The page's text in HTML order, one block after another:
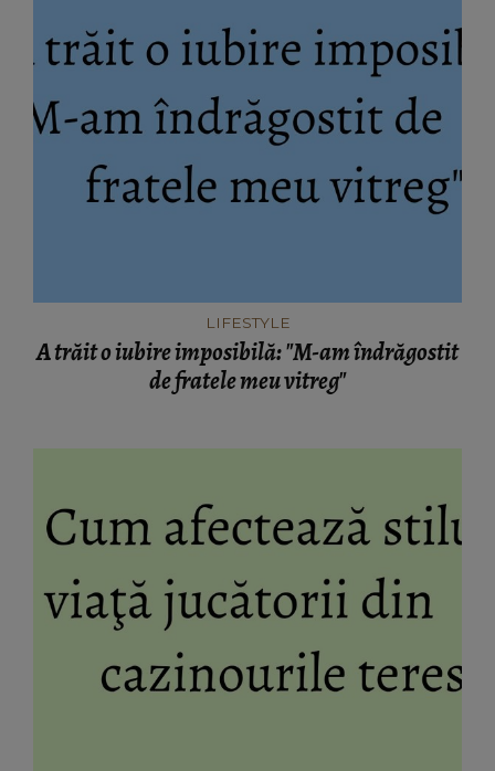
LIFESTYLE
A trăit o iubire imposibilă: "M-am îndrăgostit
de fratele meu vitreg"